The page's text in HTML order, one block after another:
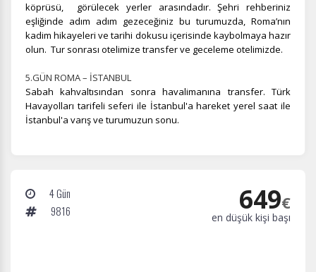
köprüsü, görülecek yerler arasındadır. Şehri rehberiniz
eşliğinde adım adım gezeceğiniz bu turumuzda, Roma’nın
kadim hikayeleri ve tarihi dokusu içerisinde kaybolmaya hazır
olun. Tur sonrası otelimize transfer ve geceleme otelimizde.
5.GÜN ROMA – İSTANBUL
Sabah kahvaltısından sonra havalimanına transfer. Türk
Havayolları tarifeli seferi ile İstanbul'a hareket yerel saat ile
İstanbul'a varış ve turumuzun sonu.
4 Gün
9816
649€
en düşük kişi başı